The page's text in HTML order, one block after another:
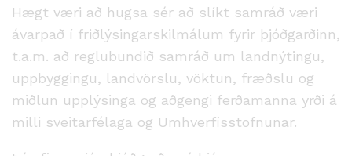
Hægt væri að hugsa sér að slíkt samráð væri
ávarpað í friðlýsingarskilmálum fyrir þjóðgarðinn,
t.a.m. að reglubundið samráð um landnýtingu,
uppbyggingu, landvörslu, vöktun, fræðslu og
miðlun upplýsinga og aðgengi ferðamanna yrði á
milli sveitarfélaga og Umhverfisstofnunar.